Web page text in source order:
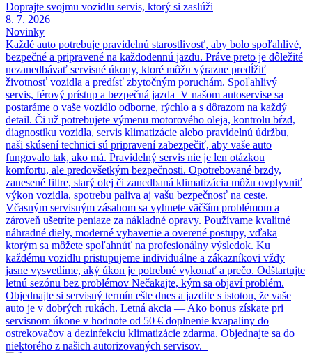
Doprajte svojmu vozidlu servis, ktorý si zaslúži
8. 7. 2026
Novinky
Každé auto potrebuje pravidelnú starostlivosť, aby bolo spoľahlivé,
bezpečné a pripravené na každodennú jazdu. Práve preto je dôležité
nezanedbávať servisné úkony, ktoré môžu výrazne predĺžiť
životnosť vozidla a predísť zbytočným poruchám. Spoľahlivý
servis, férový prístup a bezpečná jazda V našom autoservise sa
postaráme o vaše vozidlo odborne, rýchlo a s dôrazom na každý
detail. Či už potrebujete výmenu motorového oleja, kontrolu bŕzd,
diagnostiku vozidla, servis klimatizácie alebo pravidelnú údržbu,
naši skúsení technici sú pripravení zabezpečiť, aby vaše auto
fungovalo tak, ako má. Pravidelný servis nie je len otázkou
komfortu, ale predovšetkým bezpečnosti. Opotrebované brzdy,
zanesené filtre, starý olej či zanedbaná klimatizácia môžu ovplyvniť
výkon vozidla, spotrebu paliva aj vašu bezpečnosť na ceste.
Včasným servisným zásahom sa vyhnete väčším problémom a
zároveň ušetríte peniaze za nákladné opravy. Používame kvalitné
náhradné diely, moderné vybavenie a overené postupy, vďaka
ktorým sa môžete spoľahnúť na profesionálny výsledok. Ku
každému vozidlu pristupujeme individuálne a zákazníkovi vždy
jasne vysvetlíme, aký úkon je potrebné vykonať a prečo. Odštartujte
letnú sezónu bez problémov Nečakajte, kým sa objaví problém.
Objednajte si servisný termín ešte dnes a jazdite s istotou, že vaše
auto je v dobrých rukách. Letná akcia — Ako bonus získate pri
servisnom úkone v hodnote od 50 € doplnenie kvapaliny do
ostrekovačov a dezinfekciu klimatizácie zdarma. Objednajte sa do
niektorého z našich autorizovaných servisov.